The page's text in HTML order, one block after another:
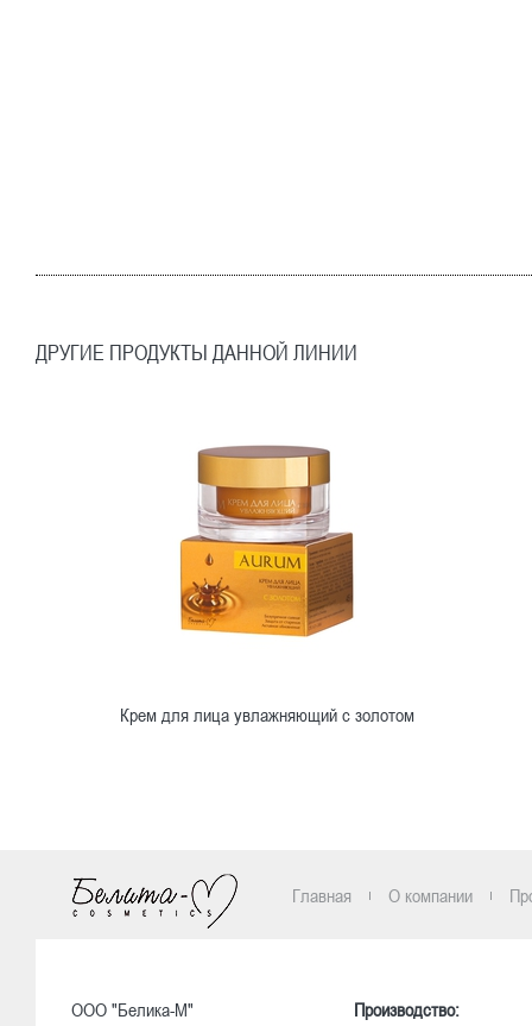
ДРУГИЕ ПРОДУКТЫ ДАННОЙ ЛИНИИ
Крем для лица увлажняющий с золотом
Главная О компании
ООО "Белика-М"
Производство: